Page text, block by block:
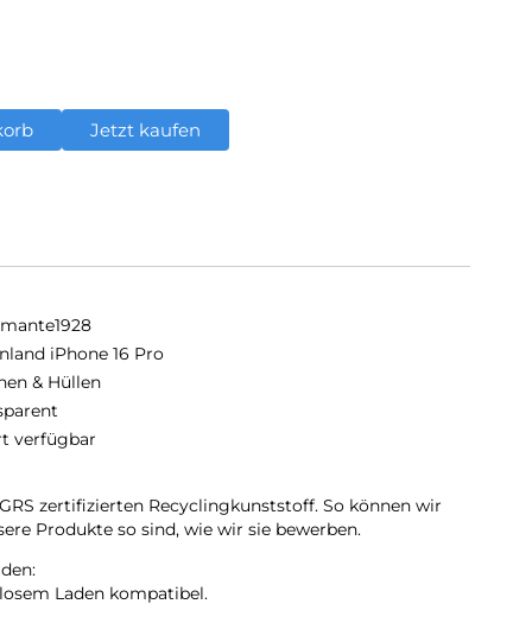
Jetzt kaufen
iPhone 16 Pro
& Hüllen
verfügbar
zertifizierten Recyclingkunststoff. So können wir
Produkte so sind, wie wir sie bewerben.
Laden kompatibel.